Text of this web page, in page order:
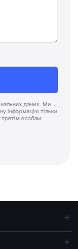
даних. Ми
інформацію тільки
третім особам.